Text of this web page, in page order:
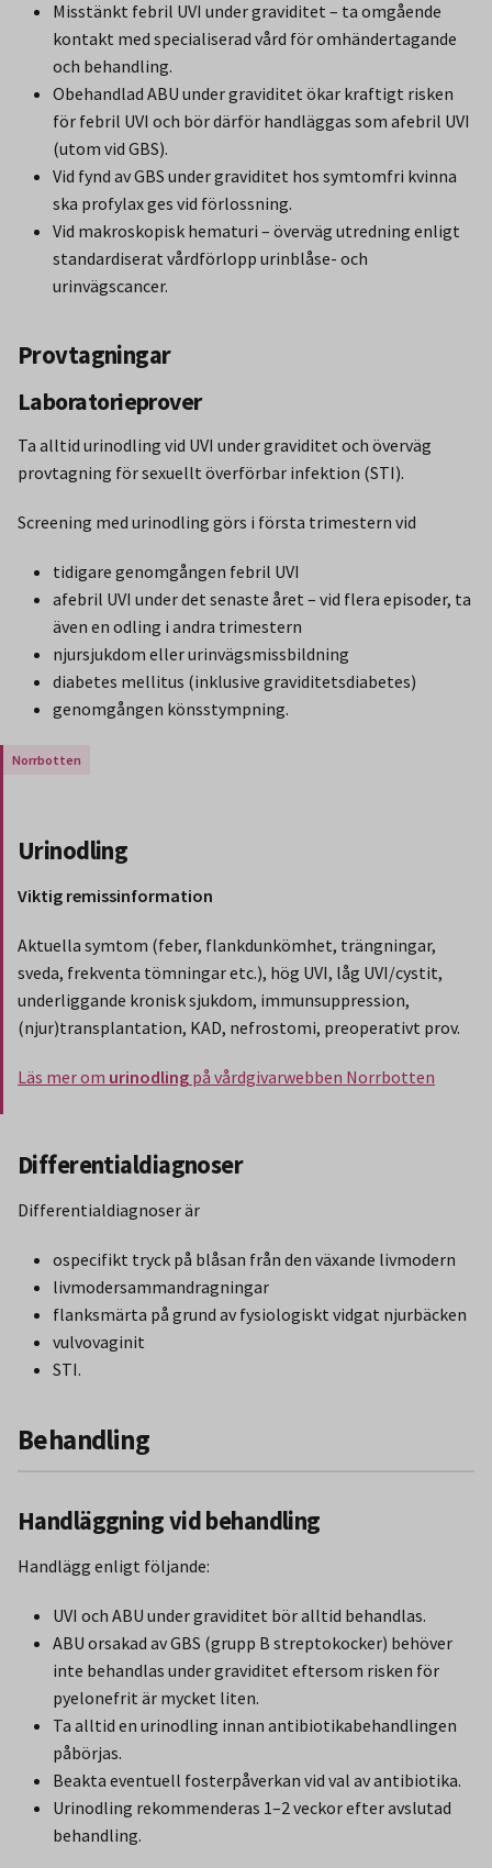
Misstänkt febril UVI under graviditet – ta omgående
kontakt med specialiserad vård för omhändertagande
och behandling.
Obehandlad ABU under graviditet ökar kraftigt risken
för febril UVI och bör därför handläggas som afebril UVI
(utom vid GBS).
Vid fynd av GBS under graviditet hos symtomfri kvinna
ska profylax ges vid förlossning.
Vid makroskopisk hematuri – överväg utredning enligt
standardiserat vårdförlopp urinblåse- och
urinvägscancer.
Provtagningar
Laboratorieprover
Ta alltid urinodling vid UVI under graviditet och överväg
provtagning för sexuellt överförbar infektion (STI).
Screening med urinodling görs i första trimestern vid
tidigare genomgången febril UVI
afebril UVI under det senaste året – vid flera episoder, ta
även en odling i andra trimestern
njursjukdom eller urinvägsmissbildning
diabetes mellitus (inklusive graviditetsdiabetes)
genomgången könsstympning.
Urinodling
Viktig remissinformation
Aktuella symtom (feber, flankdunkömhet, trängningar,
sveda, frekventa tömningar etc.), hög UVI, låg UVI/cystit,
underliggande kronisk sjukdom, immunsuppression,
(njur)transplantation, KAD, nefrostomi, preoperativt prov.
Läs mer om urinodling på vårdgivarwebben Norrbotten
Differentialdiagnoser
Differentialdiagnoser är
ospecifikt tryck på blåsan från den växande livmodern
livmodersammandragningar
flanksmärta på grund av fysiologiskt vidgat njurbäcken
vulvovaginit
STI.
Behandling
Handläggning vid behandling
Handlägg enligt följande:
UVI och ABU under graviditet bör alltid behandlas.
ABU orsakad av GBS (grupp B streptokocker) behöver
inte behandlas under graviditet eftersom risken för
pyelonefrit är mycket liten.
Ta alltid en urinodling innan antibiotikabehandlingen
påbörjas.
Beakta eventuell fosterpåverkan vid val av antibiotika.
Urinodling rekommenderas 1–2 veckor efter avslutad
behandling.